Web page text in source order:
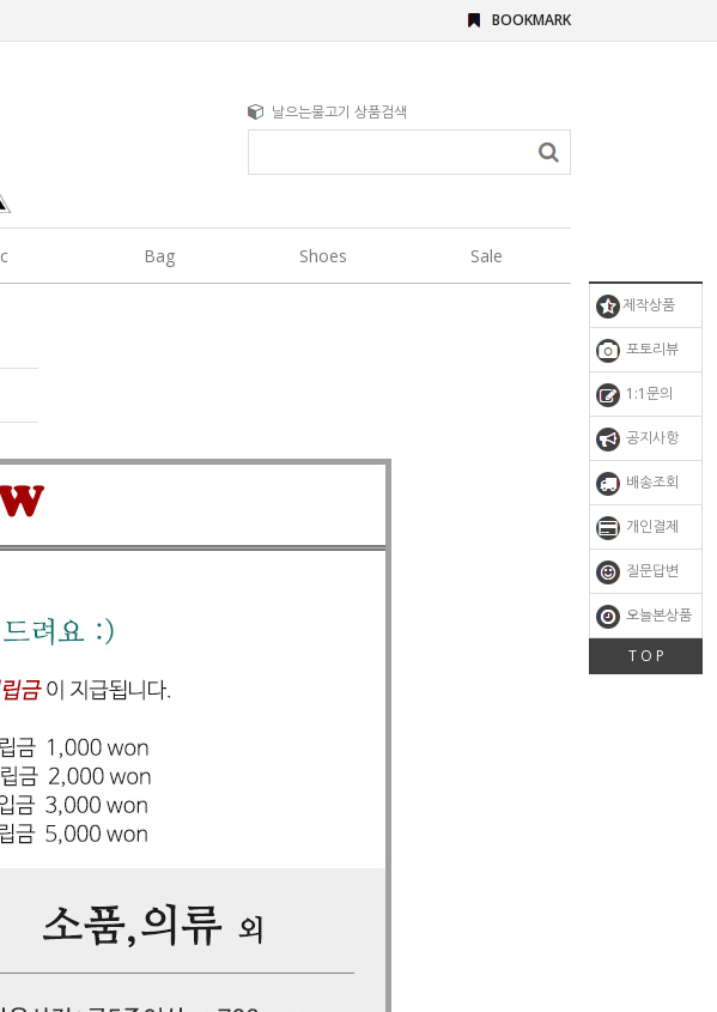
제작상품
포토리뷰
1:1문의
공지사항
배송조회
개인결제
질문답변
오늘본상품
T O P
BOOKMARK
날으는물고기 상품검색
Bag Shoes Sale